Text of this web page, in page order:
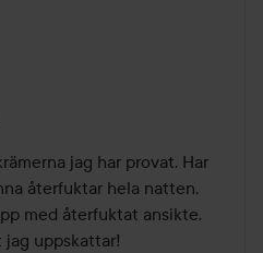
1 år
jag har provat. Har
återfuktar hela natten,
med återfuktat ansikte.
uppskattar!